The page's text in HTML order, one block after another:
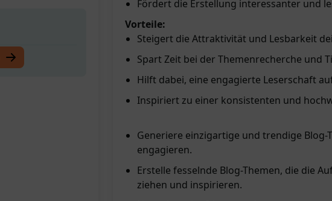
Fördert die Erstellung interessanter und
Vorteile:
Steigert die Attraktivität und Lesbarkeit
Spart Zeit bei der Themenrecherche und
Hilft dabei, eine engagierte Leserschaft
Inspiriert zu einer konsistenten und
Generiere einzigartige und trendige Blog-
engagieren.
Erstelle fesselnde Blog-Themen, die die
ziehen und inspirieren.